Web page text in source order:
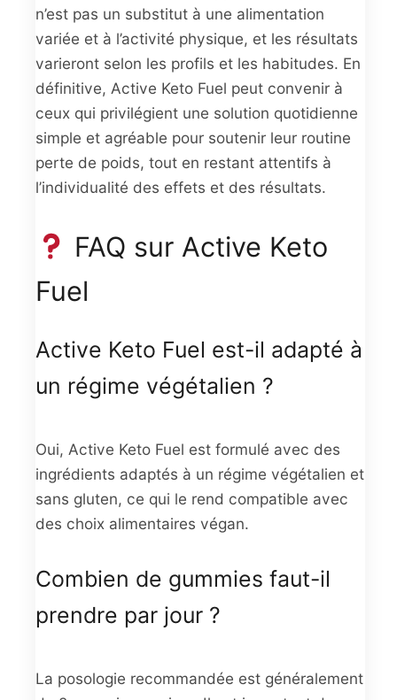
n’est pas un substitut à une alimentation
variée et à l’activité physique, et les résultats
varieront selon les profils et les habitudes. En
définitive, Active Keto Fuel peut convenir à
ceux qui privilégient une solution quotidienne
simple et agréable pour soutenir leur routine
perte de poids, tout en restant attentifs à
l’individualité des effets et des résultats.
FAQ sur Active Keto
Fuel
Active Keto Fuel est-il adapté à
un régime végétalien ?
Oui, Active Keto Fuel est formulé avec des
ingrédients adaptés à un régime végétalien et
sans gluten, ce qui le rend compatible avec
des choix alimentaires végan.
Combien de gummies faut-il
prendre par jour ?
La posologie recommandée est généralement